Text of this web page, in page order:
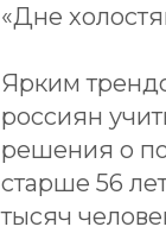
«Дне
Ярким
россиян
решения о
старше 56
тысяч